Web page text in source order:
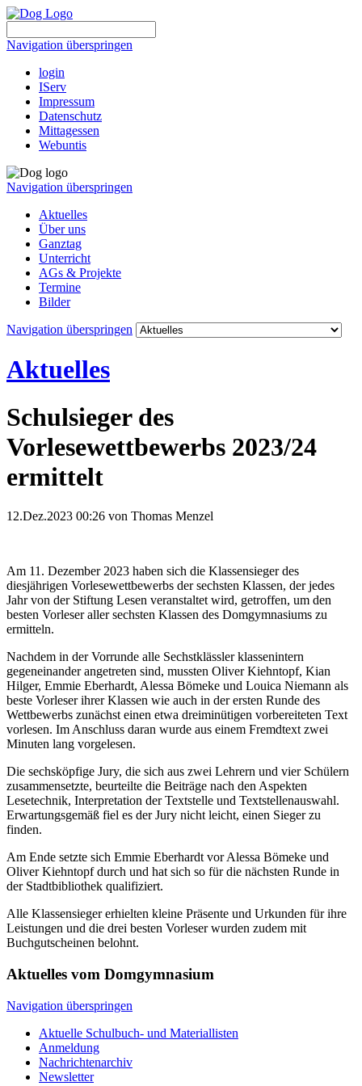
Navigation überspringen
login
IServ
Impressum
Datenschutz
Mittagessen
Webuntis
Navigation überspringen
Aktuelles
Über uns
Ganztag
Unterricht
AGs & Projekte
Termine
Bilder
Navigation überspringen
Aktuelles
Schulsieger des
Vorlesewettbewerbs 2023/24
ermittelt
12.Dez.2023 00:26 von Thomas Menzel
Am 11. Dezember 2023 haben sich die Klassensieger des
diesjährigen Vorlesewettbewerbs der sechsten Klassen, der jedes
Jahr von der Stiftung Lesen veranstaltet wird, getroffen, um den
besten Vorleser aller sechsten Klassen des Domgymnasiums zu
ermitteln.
Nachdem in der Vorrunde alle Sechstklässler klassenintern
gegeneinander angetreten sind, mussten Oliver Kiehntopf, Kian
Hilger, Emmie Eberhardt, Alessa Bömeke und Louica Niemann als
beste Vorleser ihrer Klassen wie auch in der ersten Runde des
Wettbewerbs zunächst einen etwa dreiminütigen vorbereiteten Text
vorlesen. Im Anschluss daran wurde aus einem Fremdtext zwei
Minuten lang vorgelesen.
Die sechsköpfige Jury, die sich aus zwei Lehrern und vier Schülern
zusammensetzte, beurteilte die Beiträge nach den Aspekten
Lesetechnik, Interpretation der Textstelle und Textstellenauswahl.
Erwartungsgemäß fiel es der Jury nicht leicht, einen Sieger zu
finden.
Am Ende setzte sich Emmie Eberhardt vor Alessa Bömeke und
Oliver Kiehntopf durch und hat sich so für die nächsten Runde in
der Stadtbibliothek qualifiziert.
Alle Klassensieger erhielten kleine Präsente und Urkunden für ihre
Leistungen und die drei besten Vorleser wurden zudem mit
Buchgutscheinen belohnt.
Aktuelles vom Domgymnasium
Navigation überspringen
Aktuelle Schulbuch- und Materiallisten
Anmeldung
Nachrichtenarchiv
Newsletter